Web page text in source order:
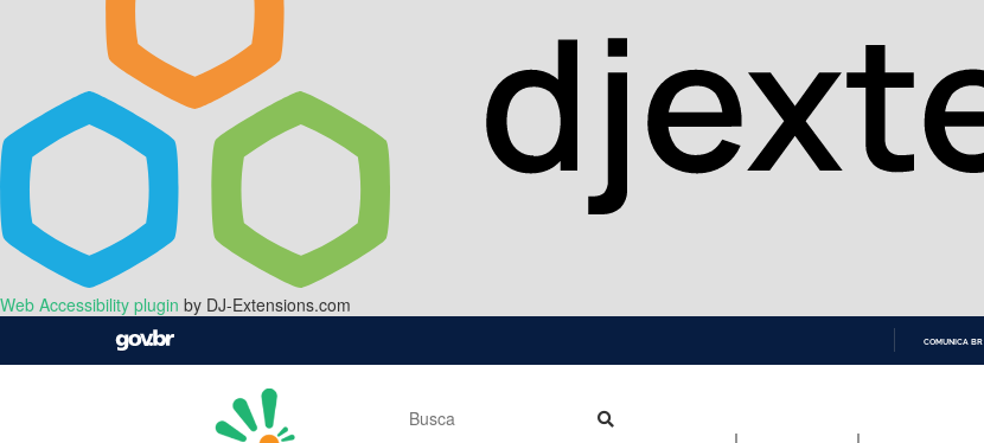
Web Accessibility plugin by DJ-Extensions.com
COMUNICA BR